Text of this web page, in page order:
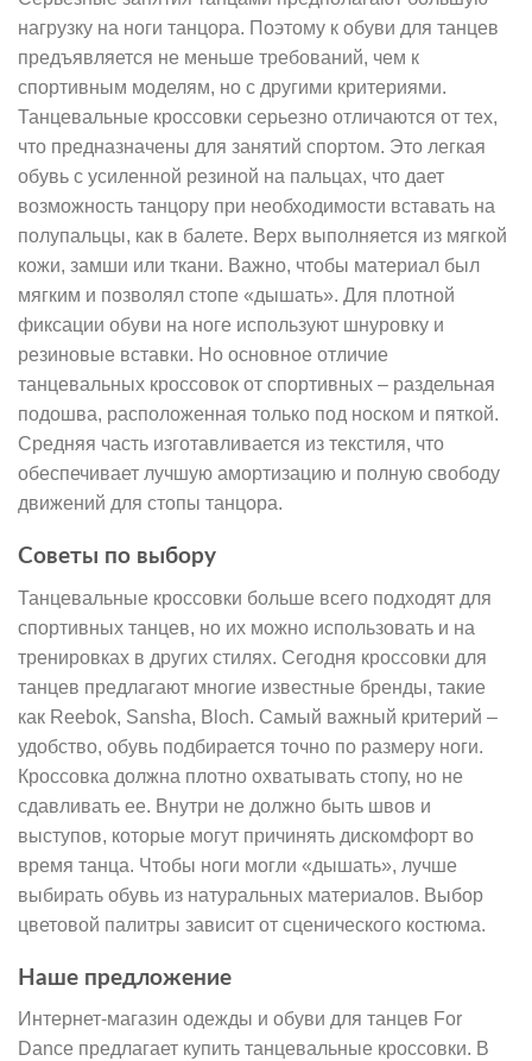
нагрузку на ноги танцора. Поэтому к обуви для танцев
предъявляется не меньше требований, чем к
спортивным моделям, но с другими критериями.
Танцевальные кроссовки серьезно отличаются от тех,
что предназначены для занятий спортом. Это легкая
обувь с усиленной резиной на пальцах, что дает
возможность танцору при необходимости вставать на
полупальцы, как в балете. Верх выполняется из мягкой
кожи, замши или ткани. Важно, чтобы материал был
мягким и позволял стопе «дышать». Для плотной
фиксации обуви на ноге используют шнуровку и
резиновые вставки. Но основное отличие
танцевальных кроссовок от спортивных – раздельная
подошва, расположенная только под носком и пяткой.
Средняя часть изготавливается из текстиля, что
обеспечивает лучшую амортизацию и полную свободу
движений для стопы танцора.
Советы по выбору
Танцевальные кроссовки больше всего подходят для
спортивных танцев, но их можно использовать и на
тренировках в других стилях. Сегодня кроссовки для
танцев предлагают многие известные бренды, такие
как Reebok, Sansha, Bloch. Самый важный критерий –
удобство, обувь подбирается точно по размеру ноги.
Кроссовка должна плотно охватывать стопу, но не
сдавливать ее. Внутри не должно быть швов и
выступов, которые могут причинять дискомфорт во
время танца. Чтобы ноги могли «дышать», лучше
выбирать обувь из натуральных материалов. Выбор
цветовой палитры зависит от сценического костюма.
Наше предложение
Интернет-магазин одежды и обуви для танцев For
Dance предлагает купить танцевальные кроссовки. В